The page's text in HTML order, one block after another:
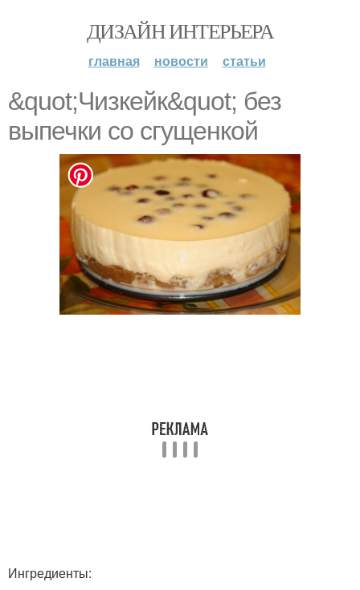
ДИЗАЙН ИНТЕРЬЕРА
главная новости статьи
&quot;Чизкейк&quot; без
выпечки со сгущенкой
Ингредиенты: